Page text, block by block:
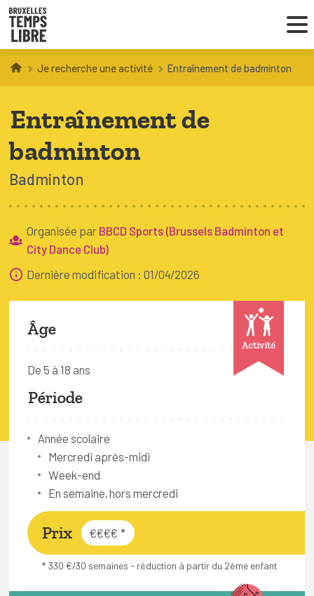
Infos parents
Droit au loisir
Coordinations ATL
À BRUXELLES
Je recherche une activité Entraînement de badminton
Entraînement de
badminton
Badminton
Organisée par BBCD Sports (Brussels Badminton et
City Dance Club)
Dernière modification : 01/04/2026
Activité
Âge
De 5 à 18 ans
Période
Année scolaire
Mercredi après-midi
Week-end
En semaine, hors mercredi
Prix €€€€ *
* 330 €/30 semaines - réduction à partir du 2ème enfant